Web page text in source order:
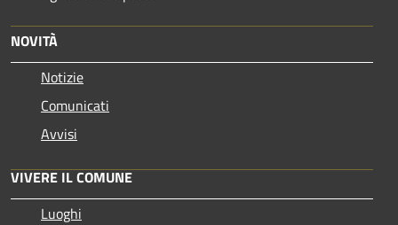
NOVITÀ
Notizie
Comunicati
Avvisi
VIVERE IL COMUNE
Luoghi